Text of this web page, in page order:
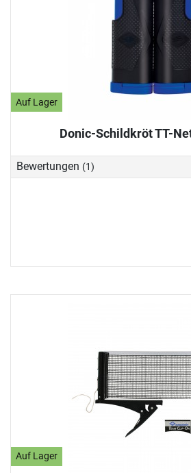
Auf Lager
Donic-Schildkröt TT-
Bewertungen (1)
Auf Lager